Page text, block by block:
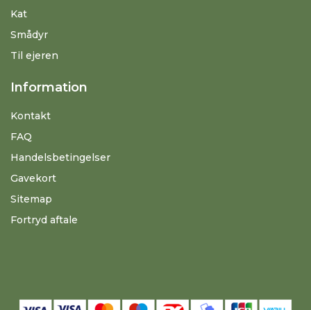
Kat
Smådyr
Til ejeren
Information
Kontakt
FAQ
Handelsbetingelser
Gavekort
Sitemap
Fortryd aftale